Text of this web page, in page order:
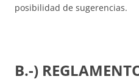
posibilidad de sugerencias.
B.-)